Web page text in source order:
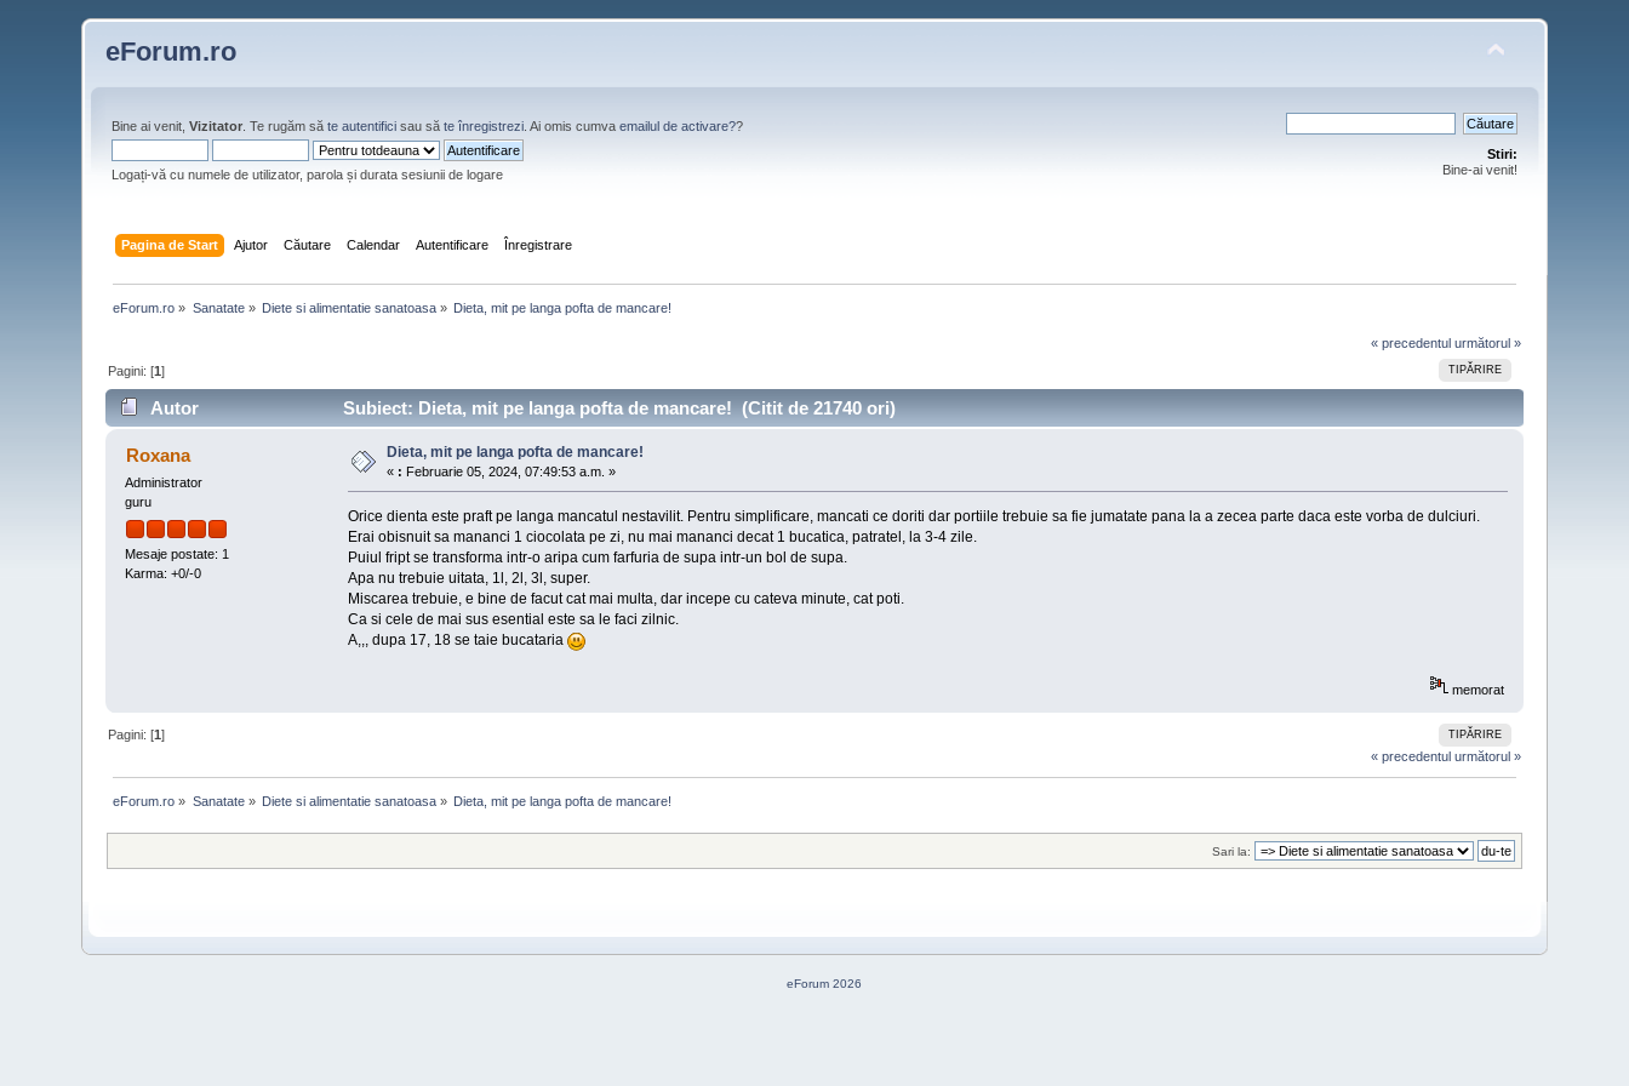
eForum.ro
Bine ai venit,Vizitator . Te rugăm săte autentifici sau săte înregistrezi . Ai omis cumvaemailul de activare??
Logați-vă cu numele de utilizator, parola și durata sesiunii de logare
Stiri:
Bine-ai venit!
Pagina de Start Ajutor Căutare Calendar Autentificare Înregistrare
eForum.ro » Sanatate» Diete si alimentatie sanatoasa » Dieta, mit pe langa pofta de mancare!
« precedentul următorul »
TIPĂRIRE
Pagini: [1]
Autor Subiect: Dieta, mit pe langa pofta de mancare! (Citit de 21740 ori)
Roxana
Administrator
guru
Mesaje postate: 1
Karma: +0/-0
Dieta, mit pe langa pofta de mancare!
« : Februarie 05, 2024, 07:49:53 a.m. »
Orice dienta este praft pe langa mancatul nestavilit. Pentru simplificare, mancati ce doriti dar portiile trebuie sa fie jumatate pana la a zecea parte daca este vorba de dulciuri.
Erai obisnuit sa mananci 1 ciocolata pe zi, nu mai mananci decat 1 bucatica, patratel, la 3-4 zile.
Puiul fript se transforma intr-o aripa cum farfuria de supa intr-un bol de supa.
Apa nu trebuie uitata, 1l, 2l, 3l, super.
Miscarea trebuie, e bine de facut cat mai multa, dar incepe cu cateva minute, cat poti.
Ca si cele de mai sus esential este sa le faci zilnic.
A,,, dupa 17, 18 se taie bucataria
memorat
TIPĂRIRE
Pagini: [1]
« precedentul următorul »
eForum.ro » Sanatate» Diete si alimentatie sanatoasa » Dieta, mit pe langa pofta de mancare!
Sari la:
eForum 2026